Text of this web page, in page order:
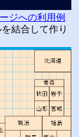
ジへの利用例
結合して作り